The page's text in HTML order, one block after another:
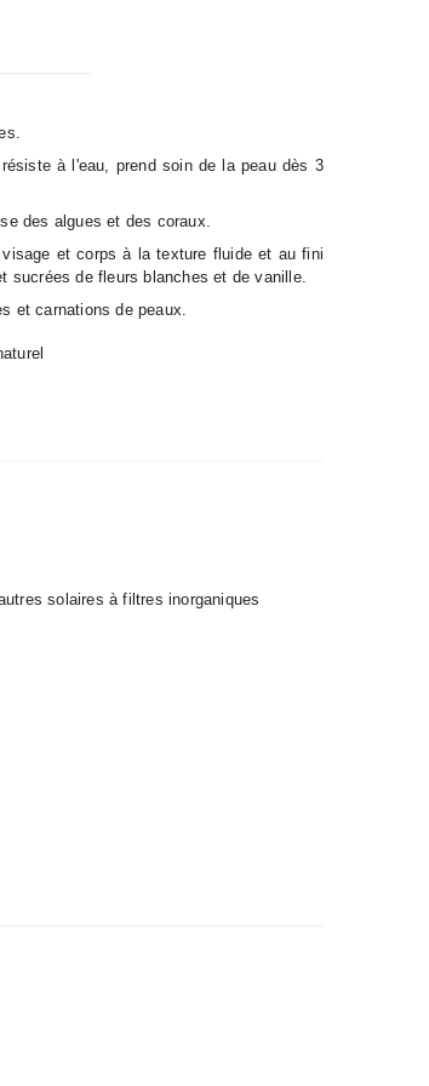
à l'eau, prend soin de la peau dès 3
des algues et des coraux.
et corps à la texture fluide et au fini
sucrées de fleurs blanches et de vanille.
et carnations de peaux.
solaires à filtres inorganiques